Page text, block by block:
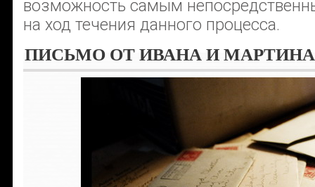
возможность самым
на ход течения данного процесса.
ПИСЬМО ОТ ИВАНА И МАРТИНА